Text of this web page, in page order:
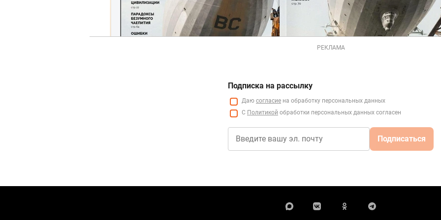
РЕКЛАМА
Подписка на рассылку
Даю согласие на обработку персональных данных
С Политикой обработки персональных данных согласен
Подписаться